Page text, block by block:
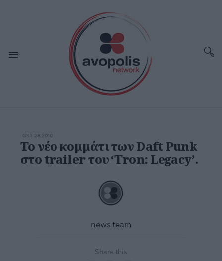
ΟΚΤ 28,2010
Το νέο κομμάτι των Daft Punk
στο trailer του ‘Tron: Legacy’.
news.team
Share this